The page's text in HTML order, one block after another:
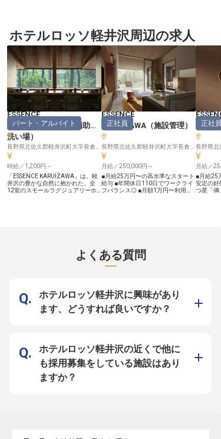
費を大きく抑えられます。残業は月
平均5時間未満で、閑散期には月13
日休みになることも。連休を取って
旅行や帰省もしやすく、オンオフの
メリハリは抜群です。 【難しい作
法より、あなたらしい対応を歓迎】
私たちが目指すのは、堅苦しいマニ
ュアルにとらわれない、温かいおも
てなし。お互い助け合うチーム体制
なので、未経験でも安心して飛び込
んでください。PC入力ができれば
予約システムもすぐに覚えられま
す。 【働く環境のポイント】 ・チ
ェックイン対応から宿泊プラン企画
まで、幅広い経験が積めます ・社
会保険完備、資格取得支援、定年後
再雇用あり ・5年目で主任が一つの
目安。会社の中心メンバーへの道も
絶景と温泉に囲まれた場所で、心も
懐も豊かな生活を始めませんか。
お客様一人ひとりに寄り添う心温ま
るおもてなしを大切にしています。
フロントでの笑顔のお出迎えから、
客室の隅々まで行き届いた清掃、地
元の食材を活かしたお料理の提供、
そしてお客様の安全な移動を支える
送迎まで、多岐にわたる業務を通じ
て、お客様の旅が忘れられない思い
出となるよう心を込めてサポートし
ています。 お客様の「ありがと
う」の言葉が、私たちの何よりの喜
びです。 ーー【安心して長く働け
る、充実した環境とサポート】 当
施設では、スタッフが安心して長く
働ける環境づくりに力を入れていま
す。 快適な社員寮を完備してお
り、Wi-Fiや冷蔵庫、テレビも備え
付けのため、すぐに新生活をスター
トできます。 月給264,050円からの
安定した収入に加え、年間休日110
日と時間外勤務がないため、仕事と
プライベートのバランスを大切にし
ながら働けます。 社会保険完備は
もちろん、家族・友人割引や食事支
す。フロ
です。
う」の
ャリア】
して長く
れてい
スタート
当も充実
方も安
未経験の
寧に指導
い。接
理やデ
験し、お
できるキ
ます。
ホテルロッソ軽井沢周辺の求人
ESSENCE
KARUIZAWA（ 調理補助・
洗い場）
パート・アルバイト
時給／1,200円～
「ESSENCE KARUIZAWA」は、軽
井沢の豊かな自然に抱かれた、全
12室のスモールラグジュアリーホ
格的な調理環境を未経験から経験で
きる ■パートの方も利用可能な自社
食器洗浄などが中心です。名店シェ
フの技やこだわりを間近で感じられ
る環境は、料理が好きな方にとって
この上ない刺激になるはずです。ホ
いう特別な地で、上質なサービスを
裏側から支える誇りを感じてみませ
んか？ マイカー通勤可能、さらに
は正社員登用制度の完備など、長期
的に安心して働ける環境を整えてお
待ちしております。
ESSENCE
KARUIZAWA （施設管理）
正社員
月給／250,000円～
■月給25万円〜の高水準なスタート
給与 ■年間休日110日でワークライ
フバランス◎ ■月額1万円〜利用可
のオープンに向け、ホテルの安全と
快適性を支える「施設の守り手」を
募集いたします。 お任せするの
ョンを常に最適に保つ業務です。最
新の設備が整った美しい建築を守り
抜くこの仕事は、お客様の感動を支
える重要な役割。未経験でも基礎知
生を用意。マイカー通勤も可能で、
軽井沢の自然を満喫しながら安定し
て働けます。有名建築家が手掛ける
芸術的な空間で、ゼロからホテルを
正社員
月給／
■月給25
安定の好
つ星「傳
ンセプト
月8日の
実。住宅
よくある質問
ホテルロッソ軽井沢に興味があり
ます、どうすれば良いですか？
ホテルロッソ軽井沢の近くで他に
も採用募集をしている施設はあり
ますか？